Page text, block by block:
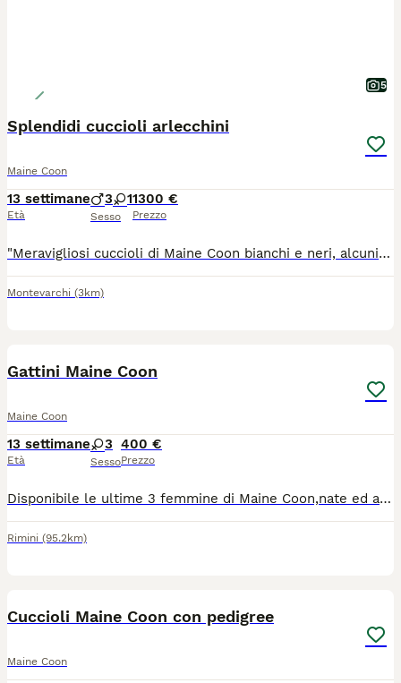
5
Splendidi cuccioli arlecchini
Maine Coon
13 settimane
Età
3 1
Sesso
1300 €
Prezzo
"Meravigliosi cuccioli di Maine Coon bianchi e neri, alcuni con splendida livrea tabby. Allevati con amore in ambiente familiare, sono sani, dolcissimi e ben socializzati. Crescono con la massima cura e saranno affidati solo a famiglie responsabili, pronte ad amarli per tutta la vita." 🐾
Montevarchi (3km)
Gattini Maine Coon
Maine Coon
13 settimane
Età
3
Sesso
400 €
Prezzo
Disponibile le ultime 3 femmine di Maine Coon,nate ed allevate in famiglia,seguite fin dalla nascita con tanto amore e dedizione,svezzate con alimenti di alta qualità,per maggiori informazioni/foto/video contattatemi tramite WhatsApp al 3889944741
Rimini (95.2km)
Cuccioli Maine Coon con pedigree
Maine Coon